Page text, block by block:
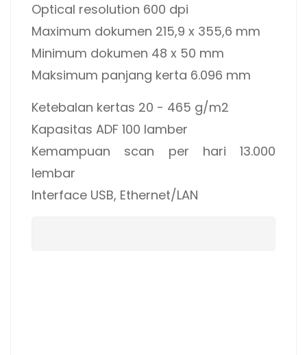
Optical resolution 600 dpi
Maximum dokumen 215,9 x 355,6 mm
Minimum dokumen 48 x 50 mm
Maksimum panjang kerta 6.096 mm
Ketebalan kertas 20 - 465 g/m2
Kapasitas ADF 100 lamber
Kemampuan scan per hari 13.000
lembar
Interface USB, Ethernet/LAN